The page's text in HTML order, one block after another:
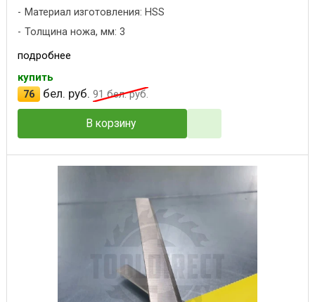
Материал изготовления: HSS
Толщина ножа, мм: 3
подробнее
купить
76
бел. руб. 91 бел. руб.
В корзину